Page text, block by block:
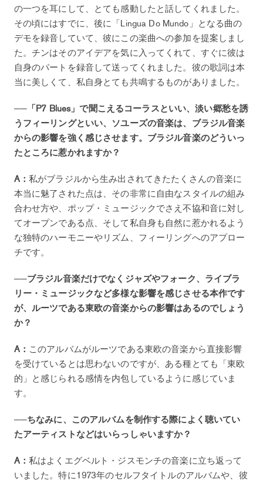
の一つを耳にして、とても感動したと話してくれました。
その頃にはすでに、後に「Lingua Do Mundo」となる曲の
デモを録音していて、彼にこの楽曲への参加を提案しまし
た。チンはそのアイデアを気に入ってくれて、すぐに彼は
自身のパートを録音して送ってくれました。彼の歌詞は本
当に美しくて、私自身とても共鳴するものがありました。
──「P7 Blues」で聞こえるコーラスといい、淡い郷愁を誘
うフィーリングといい、ソユーズの音楽は、ブラジル音楽
からの影響を強く感じさせます。ブラジル音楽のどういっ
たところに惹かれますか？
A：私がブラジルから生み出されてきたたくさんの音楽に
本当に魅了された点は、その非常に自由なスタイルの組み
合わせ方や、ポップ・ミュージックでさえ不協和音に対し
てオープンである点、そして私自身も自然に惹かれるよう
な独特のハーモニーやリズム、フィーリングへのアプロー
チです。
──ブラジル音楽だけでなくジャズやフォーク、ライブラ
リー・ミュージックなど多様な影響を感じさせる本作です
が、ルーツである東欧の音楽からの影響はあるのでしょう
か？
A： このアルバムがルーツである東欧の音楽から直接影響
を受けているとは思わないのですが、ある種とても「東欧
的」と感じられる感情を内包しているように感じていま
す。
──ちなみに、このアルバムを制作する際によく聴いてい
たアーティストなどはいらっしゃいますか？
A：私はよくエグベルト・ジスモンチの音楽に立ち返って
いました。特に1973年のセルフタイトルのアルバムや、彼